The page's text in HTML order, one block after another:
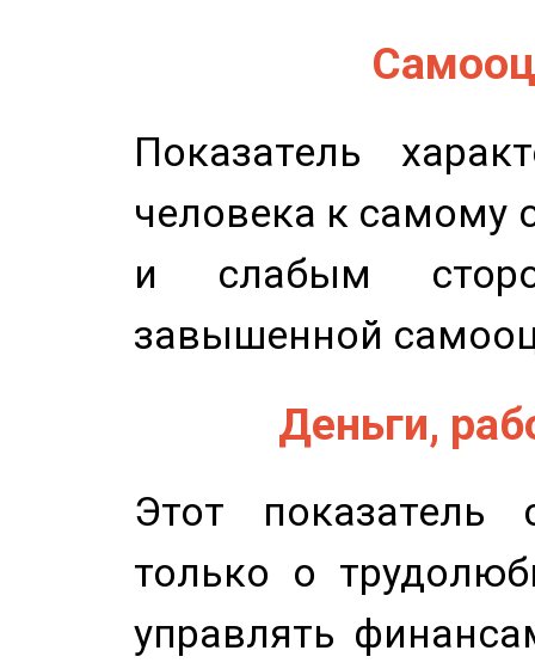
Показатель
человека к самому
и слабым
завышенной
Деньги,
Этот показатель
только о
управлять